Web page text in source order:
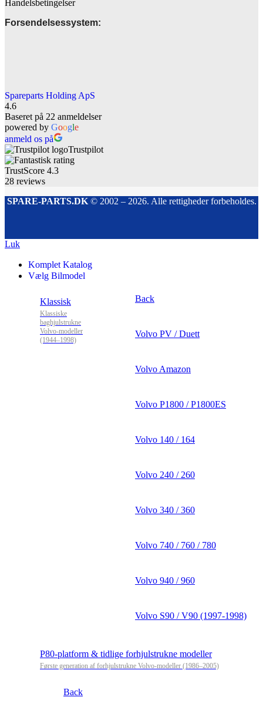
Handelsbetingelser
Forsendelsessystem:
Spareparts Holding ApS
4.6
Baseret på 22 anmeldelser
powered by Google
anmeld os på
Trustpilot
TrustScore 4.3
28 reviews
SPARE-PARTS.DK© 2002 – 2026. Alle rettigheder forbeholdes.
Luk
Komplet Katalog
Vælg Bilmodel
Klassisk
Klassiske
baghjulstrukne
Volvo-modeller
(1944–1998)
Back
Volvo PV / Duett
Volvo Amazon
Volvo P1800 / P1800ES
Volvo 140 / 164
Volvo 240 / 260
Volvo 340 / 360
Volvo 740 / 760 / 780
Volvo 940 / 960
Volvo S90 / V90 (1997-1998)
P80-platform & tidlige forhjulstrukne modeller
Første generation af forhjulstrukne Volvo-modeller (1986–2005)
Back